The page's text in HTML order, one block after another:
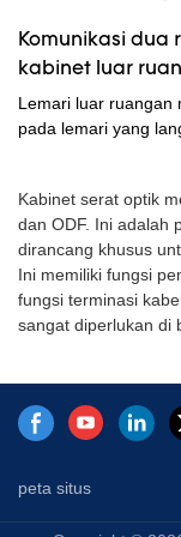
Kabinet serat optik
dan ODF. Ini adalah
dirancang khusus
Ini memiliki fungsi
fungsi terminasi
sangat diperlukan di
Komunikasi dua
kabinet luar
Fiber Optic
BoxIP55 Iron
Lemari luar ruangan
pada lemari yang
atau non-logam.
tidak berwenang
diperbolehkan
beroperasi. Ini
lingkungan kerja fisik
ruangan dan sistem
atau stasiun kerja
kabel. perangkat
cocok untuk lemari
ruangan, seperti
pegunungan, dan
peta situs